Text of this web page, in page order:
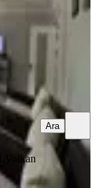
Volkan
Ara